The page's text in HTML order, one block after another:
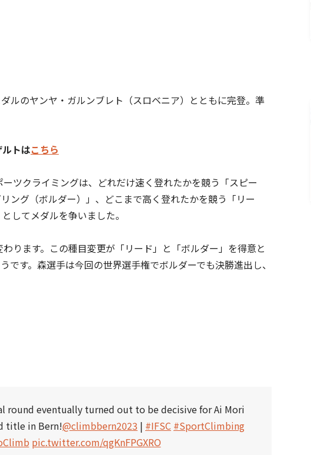
ルのヤンヤ・ガルンブレト（スロベニア）とともに完登。準
トはこちら
ツクライミングは、どれだけ速く登れたかを競う「スピー
ング（ボルダー）」、どこまで高く登れたかを競う「リー
してメダルを争いました。
ります。この種目変更が「リード」と「ボルダー」を得意と
す。森選手は今回の世界選手権でボルダーでも決勝進出し、
round eventually turned out to be decisive for Ai Mori
title in Bern!@climbbern2023 | #IFSC #SportClimbing
pic.twitter.com/qgKnFPGXRO